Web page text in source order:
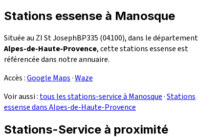
Stations essense à Manosque
Située au ZI St JosephBP335 (04100), dans le département
Alpes-de-Haute-Provence, cette stations essense est
référencée dans notre annuaire.
Accès :Google Maps·Waze
Voir aussi : tous les stations-service à Manosque·Stations
essense dans Alpes-de-Haute-Provence
Stations-Service à proximité